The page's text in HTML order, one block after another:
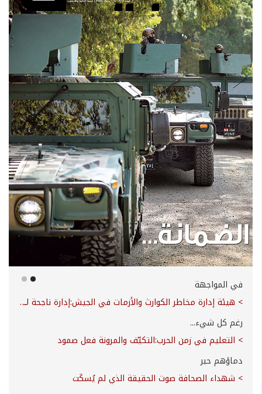
في المواجهة
> هيئة إدارة مخاطر الكوارث والأزمات في الجيش:إدارة ناجحة لأزمة معقّدة
رغم كل شيء...
> التعليم في زمن الحرب:التكيّف والمرونة فعل صمود
دماؤهم حبر
> شهداء الصحافة صوت الحقيقة الذي لم يُسكَت